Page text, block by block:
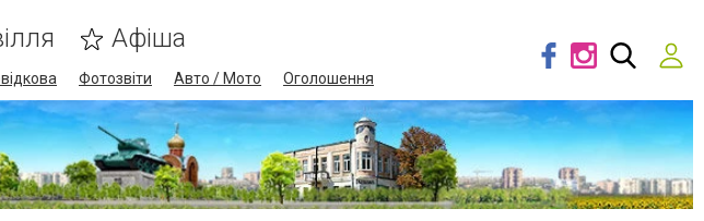
Афіша
Фотозвіти Авто / Мото Оголошення